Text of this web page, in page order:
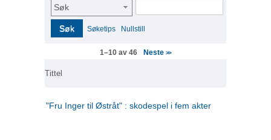
Søk
Søk Søketips Nullstill
1–10 av 46 Neste>>
Tittel
"Fru Inger til Østråt" : skodespel i fem akter